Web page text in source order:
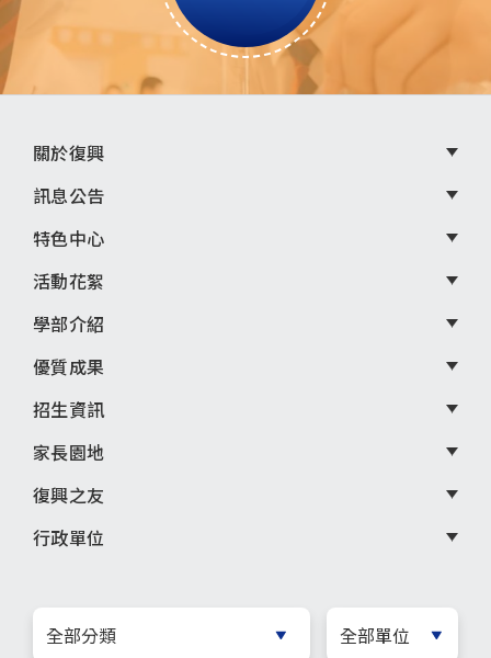
頁
尾
選
單
關於復興
訊息公告
特色中心
活動花絮
學部介紹
優質成果
招生資訊
家長園地
復興之友
行政單位